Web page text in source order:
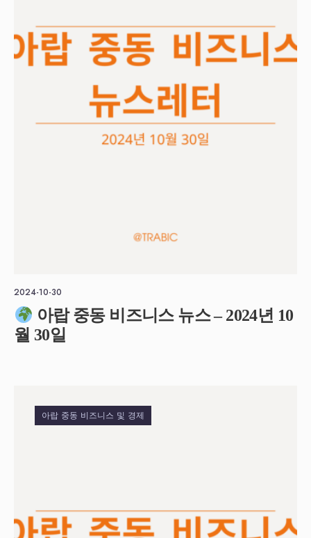
2024-10-30
아랍 중동 비즈니스 뉴스 – 2024년 10
월 30일
아랍 중동 비즈니스 및 경제